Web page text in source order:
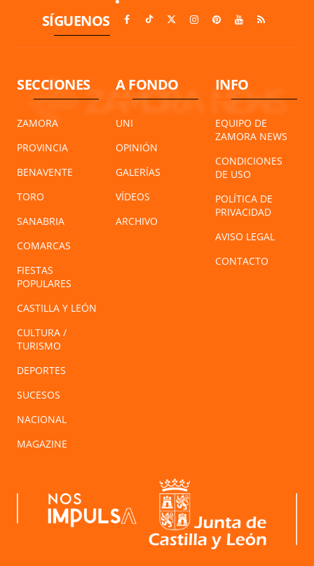
SÍGUENOS
SECCIONES
ZAMORA
PROVINCIA
BENAVENTE
TORO
SANABRIA
COMARCAS
FIESTAS
POPULARES
CASTILLA Y LEÓN
CULTURA /
TURISMO
DEPORTES
SUCESOS
NACIONAL
MAGAZINE
A FONDO
UNI
OPINIÓN
GALERÍAS
VÍDEOS
ARCHIVO
INFO
EQUIPO DE
ZAMORA NEWS
CONDICIONES
DE USO
POLÍTICA DE
PRIVACIDAD
AVISO LEGAL
CONTACTO